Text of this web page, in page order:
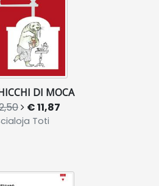
DI MOCA
€ 11,87
Toti